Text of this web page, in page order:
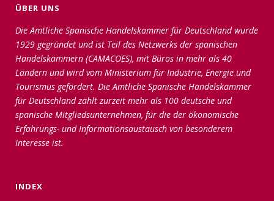
ÜBER UNS
Die Amtliche Spanische Handelskammer für Deutschland wurde
1929 gegründet und ist Teil des Netzwerks der spanischen
Handelskammern (CAMACOES), mit Büros in mehr als 40
Ländern und wird vom Ministerium für Industrie, Energie und
Tourismus gefördert. Die Amtliche Spanische Handelskammer
für Deutschland zählt zurzeit mehr als 100 deutsche und
spanische Mitgliedsunternehmen, für die der ökonomische
Erfahrungs- und Informationsaustausch von besonderem
Interesse ist.
INDEX